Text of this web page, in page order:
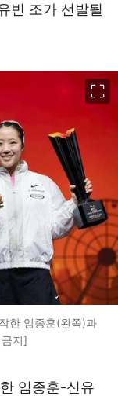
빈 조가 선발될
한 임종훈(왼쪽)과
지]
임종훈-신유